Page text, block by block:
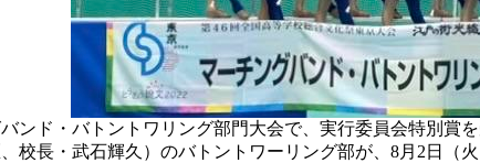
ンド・バトントワリング部門大会で、実行委員会特別賞を
校長・武石輝久）のバトントワーリング部が、8月2日（